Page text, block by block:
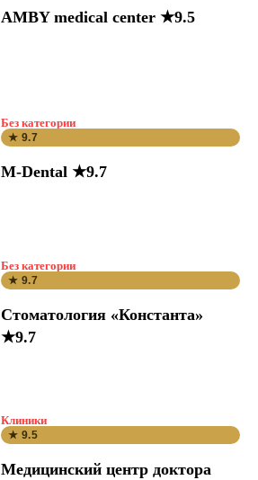
AMBY medical center ★9.5
Без категории
★ 9.7
M-Dental ★9.7
Без категории
★ 9.7
Стоматология «Константа»
★9.7
Клиники
★ 9.5
Медицинский центр доктора